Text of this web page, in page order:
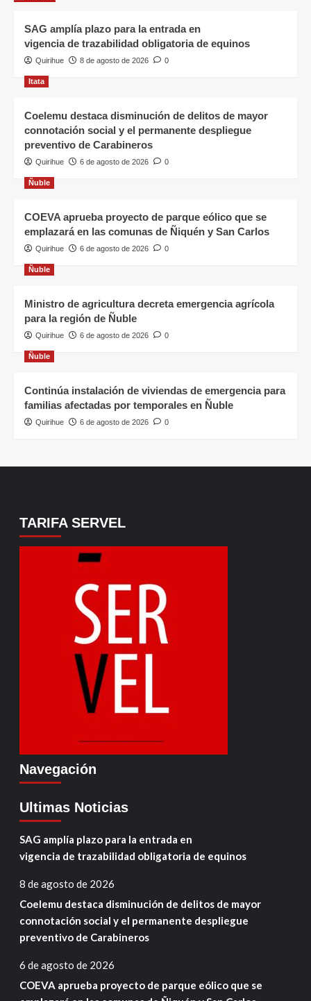
SAG amplía plazo para la entrada en
vigencia de trazabilidad obligatoria de equinos
Quirihue 8 de agosto de 2026 0
Itata
Coelemu destaca disminución de delitos de mayor
connotación social y el permanente despliegue
preventivo de Carabineros
Quirihue 6 de agosto de 2026 0
Ñuble
COEVA aprueba proyecto de parque eólico que se
emplazará en las comunas de Ñiquén y San Carlos
Quirihue 6 de agosto de 2026 0
Ñuble
Ministro de agricultura decreta emergencia agrícola
para la región de Ñuble
Quirihue 6 de agosto de 2026 0
Ñuble
Continúa instalación de viviendas de emergencia para
familias afectadas por temporales en Ñuble
Quirihue 6 de agosto de 2026 0
TARIFA SERVEL
Navegación
Ultimas Noticias
SAG amplía plazo para la entrada en
vigencia de trazabilidad obligatoria de equinos
8 de agosto de 2026
Coelemu destaca disminución de delitos de mayor
connotación social y el permanente despliegue
preventivo de Carabineros
6 de agosto de 2026
COEVA aprueba proyecto de parque eólico que se